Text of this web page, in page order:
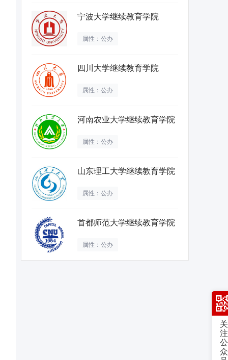
宁波大学继续教育学院
属性：公办
四川大学继续教育学院
属性：公办
河南农业大学继续教育学院
属性：公办
山东理工大学继续教育学院
属性：公办
首都师范大学继续教育学院
属性：公办
关
注
公
众